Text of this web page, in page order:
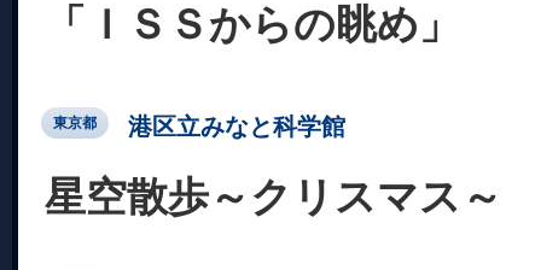
「ＩＳＳからの眺め」
東京都 港区立みなと科学館
星空散歩～クリスマス～